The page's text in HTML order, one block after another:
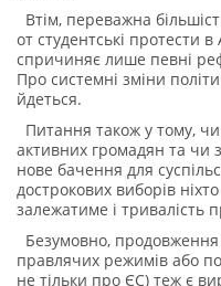
Втім, переважна
от студентські протести
спричиняє лише певні
Про системні зміни
йдеться.
Питання також у тому, чи
активних громадян та чи
нове бачення для
дострокових виборів
залежатиме і тривалість
Безумовно,
правлячих режимів або
не тільки про ЄС) теж є